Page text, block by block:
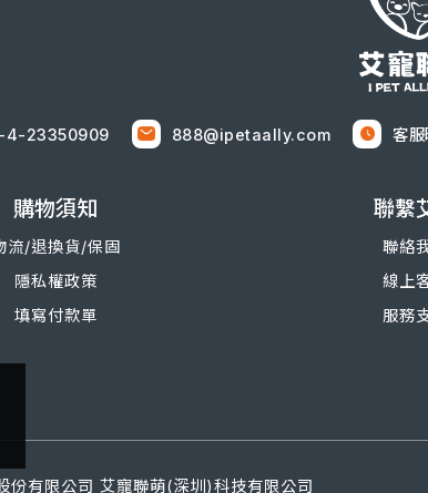
4-23350909 888@ipetaally.com 客
購物須知
流/退換貨/保固
隱私權政策
填寫付款單
聯繫
聯絡
線上
服務
有限公司 艾寵聯萌(深圳)科技有限公司